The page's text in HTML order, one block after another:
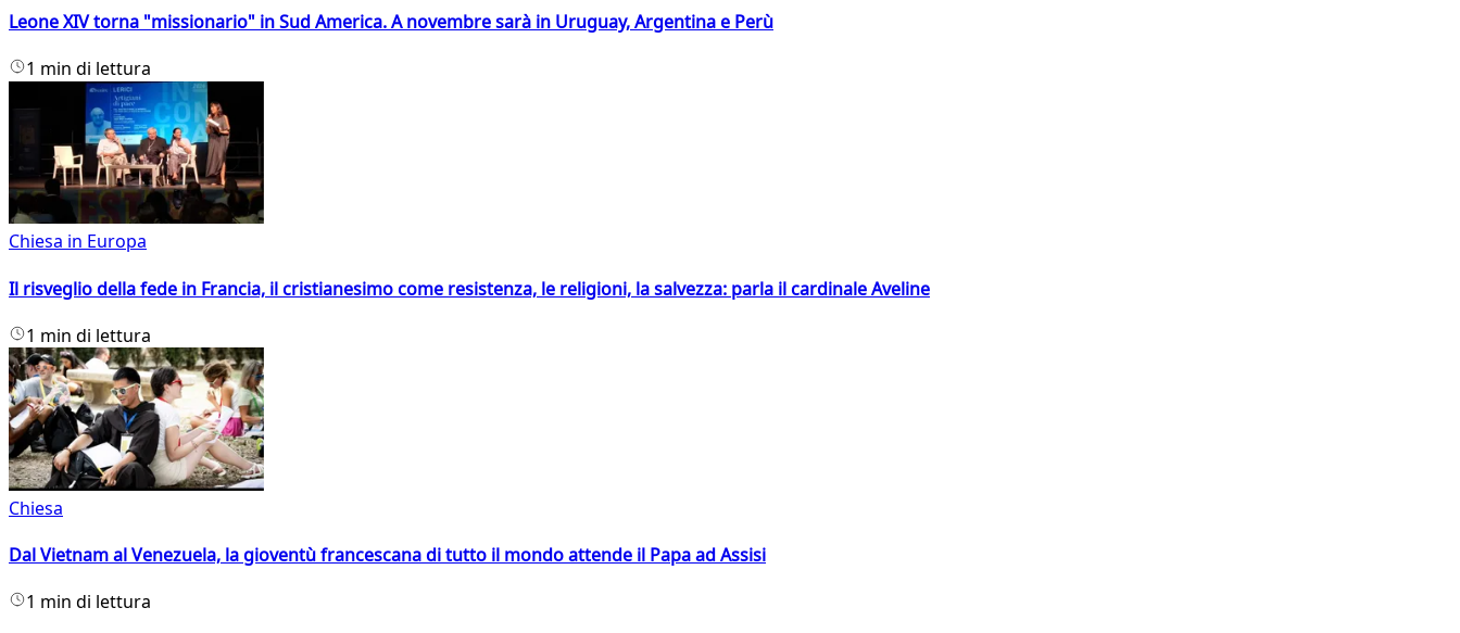
Leone XIV torna "missionario" in Sud America. A novembre sarà in Uruguay, Argentina e Perù
1 min di lettura
Chiesa in Europa
Il risveglio della fede in Francia, il cristianesimo come resistenza, le religioni, la salvezza: parla il cardinale Aveline
1 min di lettura
Chiesa
Dal Vietnam al Venezuela, la gioventù francescana di tutto il mondo attende il Papa ad Assisi
1 min di lettura